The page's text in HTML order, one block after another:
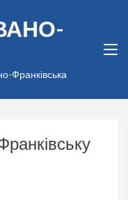
Франківська